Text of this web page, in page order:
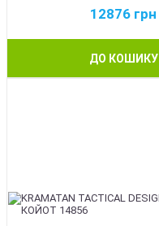
12876 грн
ДО КОШИКУ